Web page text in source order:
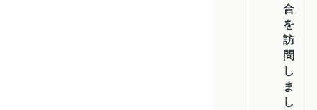
合」
を
訪
問
し
ま
し